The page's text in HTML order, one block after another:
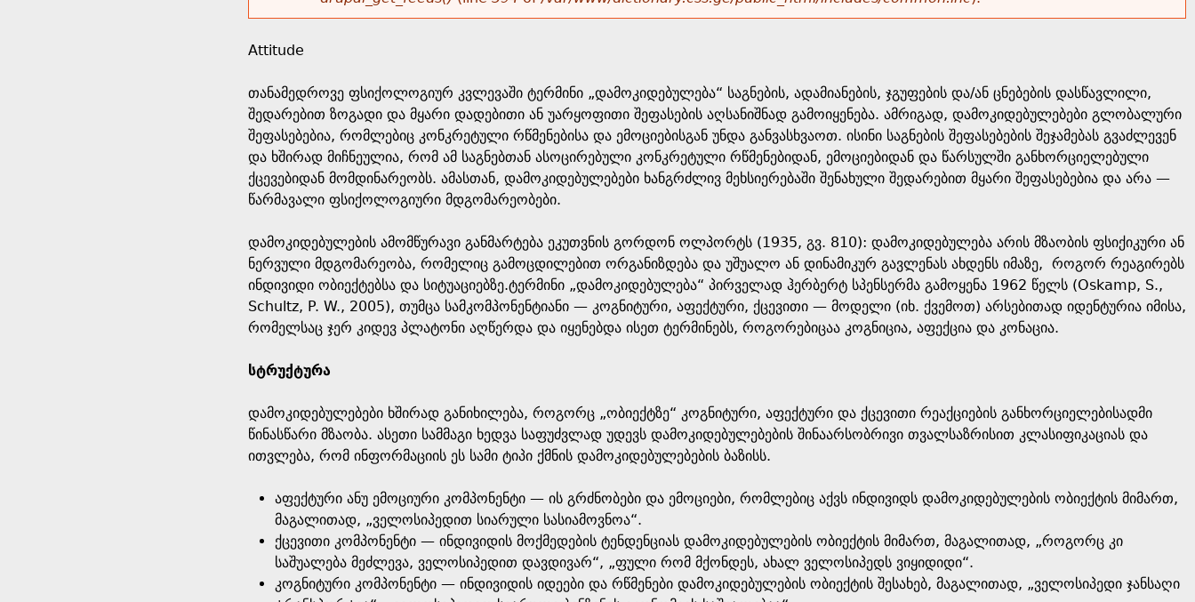
r
s
e
h
e
r
e
o
r
m
e
s
a
Attitude
თანამედროვე ფსიქოლოგიურ კვლევაში ტერმინი „დამოკიდებულება“ საგნების, ადამიანების, ჯგუფების და/ან ცნებების დასწავლილი,
შედარებით ზოგადი და მყარი დადებითი ან უარყოფითი შეფასების აღსანიშნად გამოიყენება. ამრიგად, დამოკიდებულებები გლობალური
შეფასებებია, რომლებიც კონკრეტული რწმენებისა და ემოციებისგან უნდა განვასხვაოთ. ისინი საგნების შეფასებების შეჯამებას გვაძლევენ
და ხშირად მიჩნეულია, რომ ამ საგნებთან ასოცირებული კონკრეტული რწმენებიდან, ემოციებიდან და წარსულში განხორციელებული
ქცევებიდან მომდინარეობს. ამასთან, დამოკიდებულებები ხანგრძლივ მეხსიერებაში შენახული შედარებით მყარი შეფასებებია და არა —
წარმავალი ფსიქოლოგიური მდგომარეობები.
დამოკიდებულების ამომწურავი განმარტება ეკუთვნის გორდონ ოლპორტს (1935, გვ. 810): დამოკიდებულება არის მზაობის ფსიქიკური ან
ნერვული მდგომარეობა, რომელიც გამოცდილებით ორგანიზდება და უშუალო ან დინამიკურ გავლენას ახდენს იმაზე, როგორ რეაგირებს
ინდივიდი ობიექტებსა და სიტუაციებზე.ტერმინი „დამოკიდებულება“ პირველად ჰერბერტ სპენსერმა გამოყენა 1962 წელს (Oskamp, S.,
Schultz, P. W., 2005), თუმცა სამკომპონენტიანი — კოგნიტური, აფექტური, ქცევითი — მოდელი (იხ. ქვემოთ) არსებითად იდენტურია იმისა,
რომელსაც ჯერ კიდევ პლატონი აღწერდა და იყენებდა ისეთ ტერმინებს, როგორებიცაა კოგნიცია, აფექცია და კონაცია.
სტრუქტურა
დამოკიდებულებები ხშირად განიხილება, როგორც „ობიექტზე“ კოგნიტური, აფექტური და ქცევითი რეაქციების განხორციელებისადმი
წინასწარი მზაობა. ასეთი სამმაგი ხედვა საფუძვლად უდევს დამოკიდებულებების შინაარსობრივი თვალსაზრისით კლასიფიკაციას და
ითვლება, რომ ინფორმაციის ეს სამი ტიპი ქმნის დამოკიდებულებების ბაზისს.
აფექტური ანუ ემოციური კომპონენტი — ის გრძნობები და ემოციები, რომლებიც აქვს ინდივიდს დამოკიდებულების ობიექტის მიმართ,
მაგალითად, „ველოსიპედით სიარული სასიამოვნოა“.
ქცევითი კომპონენტი — ინდივიდის მოქმედების ტენდენციას დამოკიდებულების ობიექტის მიმართ, მაგალითად, „როგორც კი
საშუალება მეძლევა, ველოსიპედით დავდივარ“, „ფული რომ მქონდეს, ახალ ველოსიპედს ვიყიდიდი“.
კოგნიტური კომპონენტი — ინდივიდის იდეები და რწმენები დამოკიდებულების ობიექტის შესახებ, მაგალითად, „ველოსიპედი ჯანსაღი